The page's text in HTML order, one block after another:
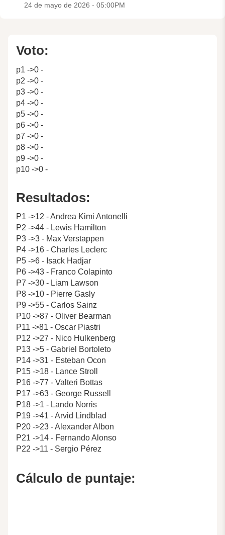
24 de mayo de 2026 - 05:00PM
Voto:
p1 ->0 -
p2 ->0 -
p3 ->0 -
p4 ->0 -
p5 ->0 -
p6 ->0 -
p7 ->0 -
p8 ->0 -
p9 ->0 -
p10 ->0 -
Resultados:
P1 ->12 - Andrea Kimi Antonelli
P2 ->44 - Lewis Hamilton
P3 ->3 - Max Verstappen
P4 ->16 - Charles Leclerc
P5 ->6 - Isack Hadjar
P6 ->43 - Franco Colapinto
P7 ->30 - Liam Lawson
P8 ->10 - Pierre Gasly
P9 ->55 - Carlos Sainz
P10 ->87 - Oliver Bearman
P11 ->81 - Oscar Piastri
P12 ->27 - Nico Hulkenberg
P13 ->5 - Gabriel Bortoleto
P14 ->31 - Esteban Ocon
P15 ->18 - Lance Stroll
P16 ->77 - Valteri Bottas
P17 ->63 - George Russell
P18 ->1 - Lando Norris
P19 ->41 - Arvid Lindblad
P20 ->23 - Alexander Albon
P21 ->14 - Fernando Alonso
P22 ->11 - Sergio Pérez
Cálculo de puntaje: